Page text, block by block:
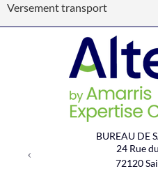
Versement transport
BUREAU DE
24 Rue
72120